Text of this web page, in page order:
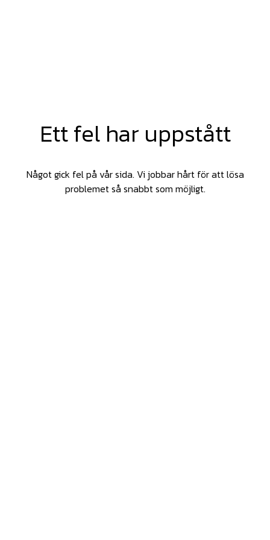
Ett fel har uppstått
Något gick fel på vår sida. Vi jobbar hårt för att lösa
problemet så snabbt som möjligt.